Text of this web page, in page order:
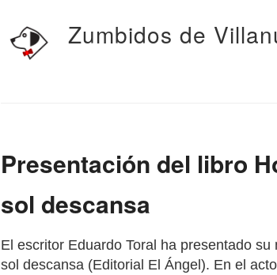
Zumbidos de
Presentación del libro
sol descansa
El escritor Eduardo Toral ha presentado
sol descansa (Editorial El Ángel). En el